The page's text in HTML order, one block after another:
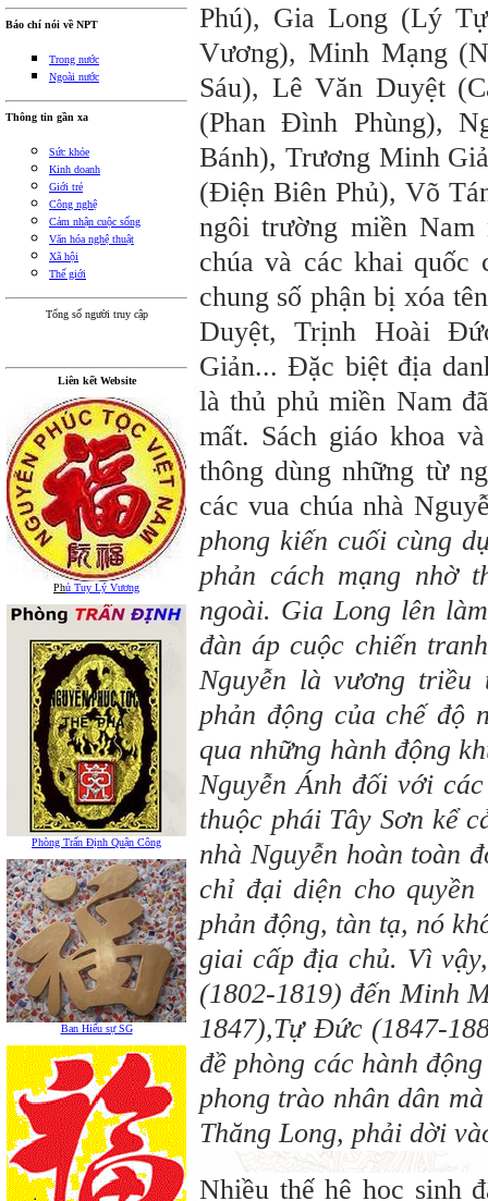
Báo chí nói về NPT
Trong nước
Ngoài nước
Thông tin gần xa
Sức khỏe
Kinh doanh
Giới trẻ
Công nghệ
Cảm nhận cuộc sống
Văn hóa nghệ thuật
Xã hội
Thế giới
Tổng số người truy cập
Liên kết Website
Phủ Tuy Lý Vương
Phòng Trấn Định Quận Công
Ban Hiếu sự SG
Phú), Gia Long (Lý
Vương), Minh Mạng
Sáu), Lê Văn Duyệt
(Phan Đình Phùng),
Bánh), Trương Minh
(Điện Biên Phủ), Võ
ngôi trường miền
chúa và các khai quốc
chung số phận bị xóa
Duyệt, Trịnh Hoài
Giản... Đặc biệt địa
là thủ phủ miền Nam
mất. Sách giáo khoa
thông dùng những từ
các vua chúa nhà
phong kiến cuối cùng
phản cách mạng nhờ
ngoài. Gia Long lên
đàn áp cuộc chiến
Nguyễn là vương
phản động của chế độ
qua những hành động
Nguyễn Ánh đối với
thuộc phái Tây Sơn kể
nhà Nguyễn hoàn toàn
chỉ đại diện cho
phản động, tàn tạ, nó
giai cấp địa chủ. Vì
(1802-1819) đến Minh
1847),Tự Đức (1847-
đề phòng các hành
phong trào nhân dân
Thăng Long, phải dời
Nhiều thế hệ học sinh